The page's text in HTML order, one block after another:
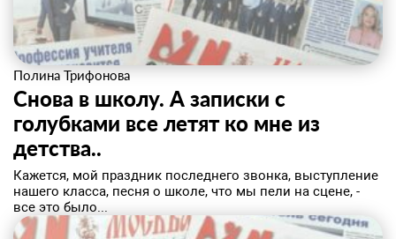
Полина Трифонова
​Снова в школу. А записки с
голубками все летят ко мне из
детства..
Кажется, мой праздник последнего звонка, выступление
нашего класса, песня о школе, что мы пели на сцене, -
все это было...